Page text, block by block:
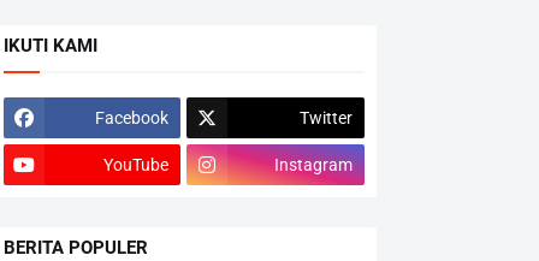
IKUTI KAMI
Facebook Twitter
YouTube Instagram
BERITA POPULER